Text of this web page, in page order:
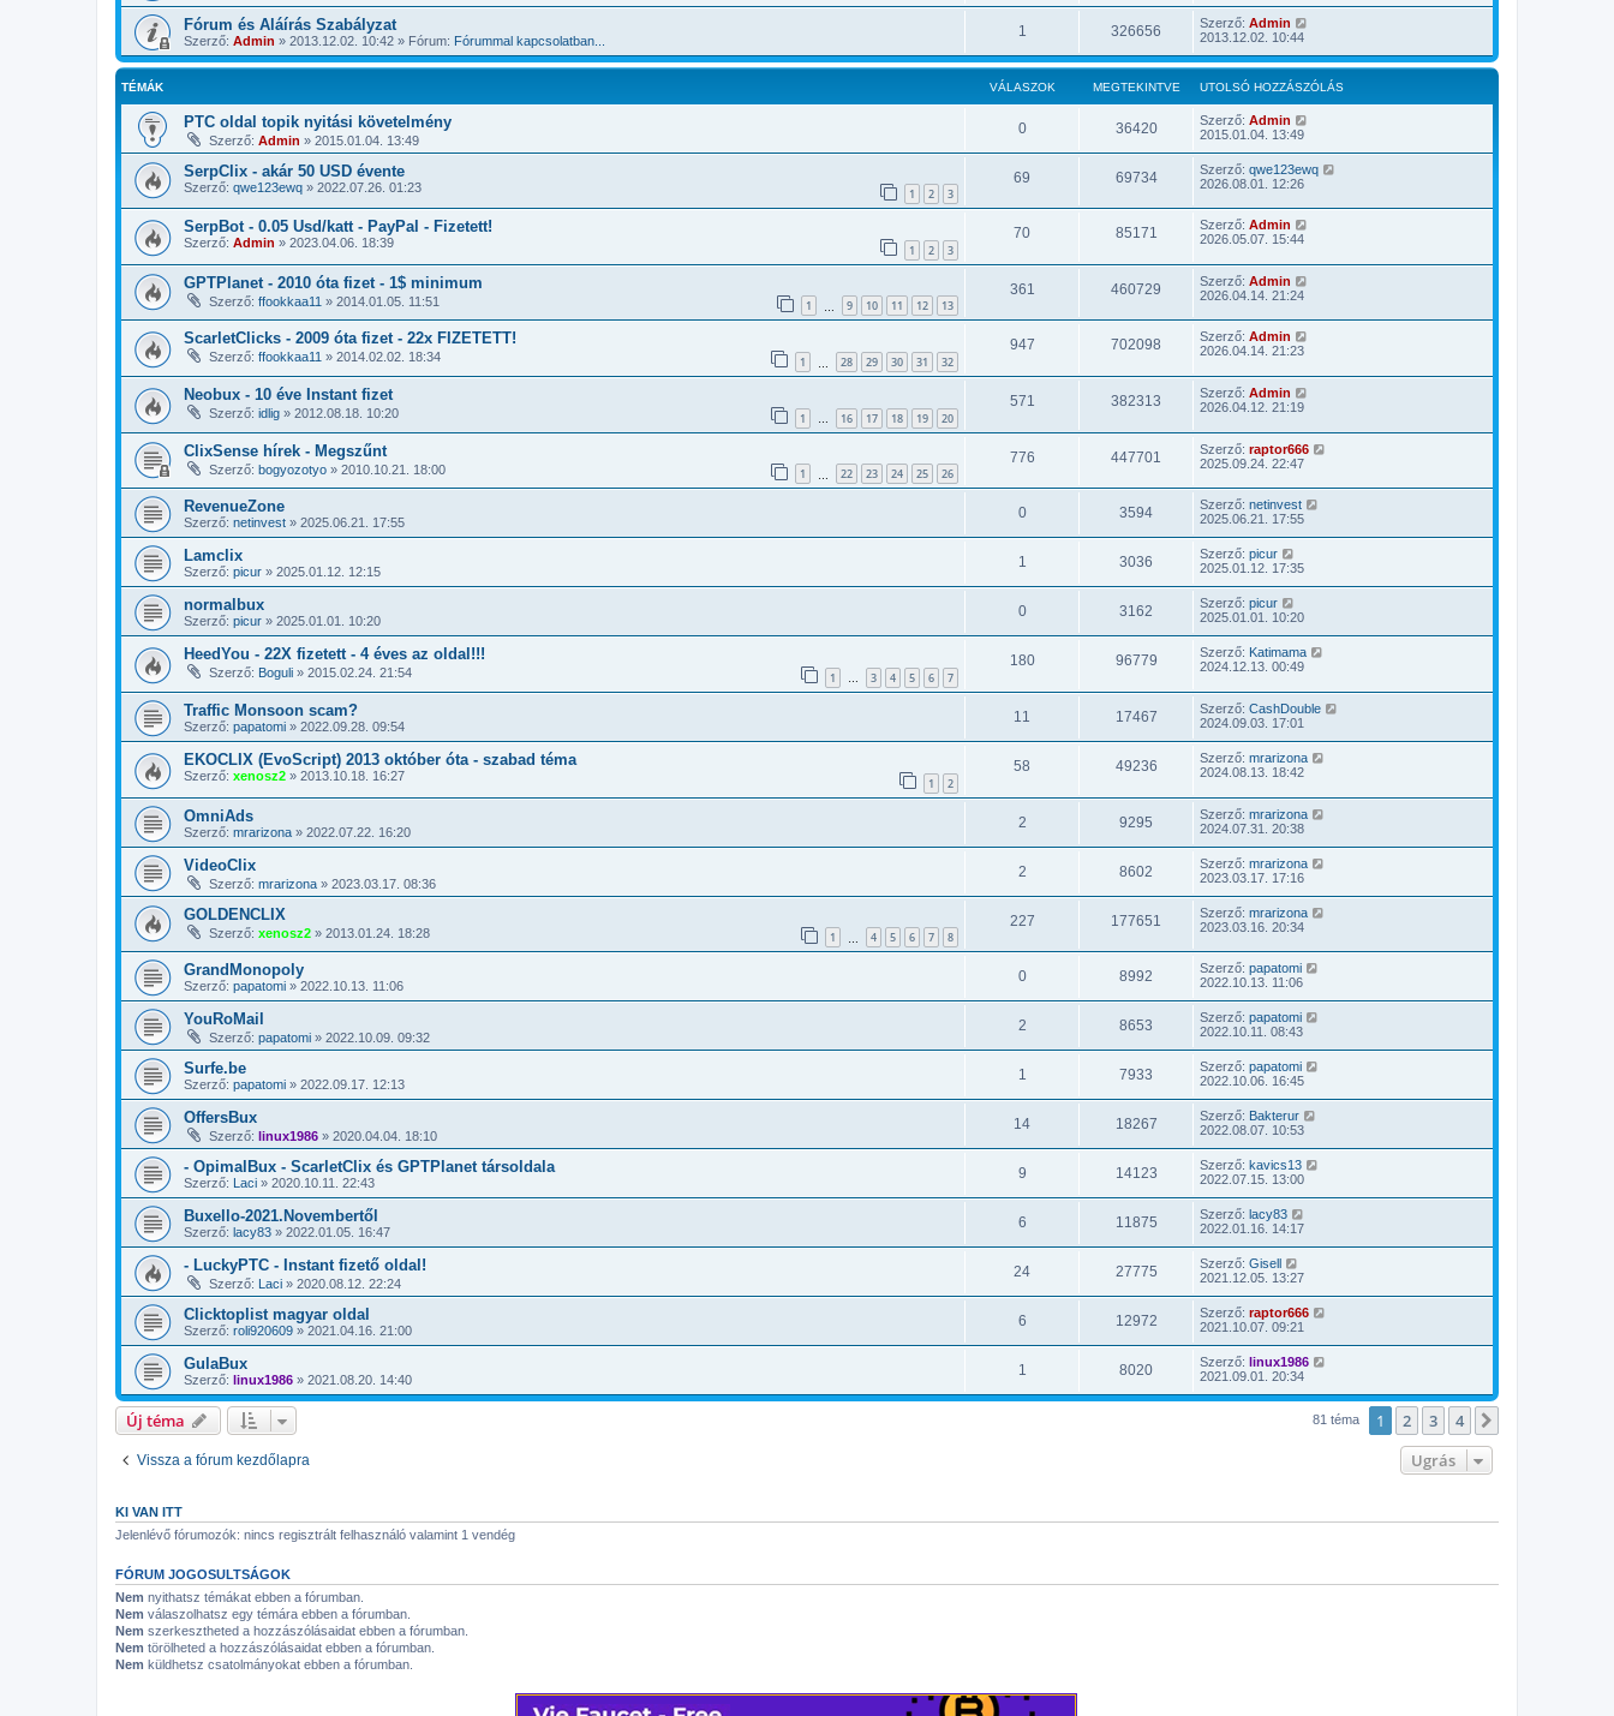
Fórum és Aláírás Szabályzat
Szerző: Admin » 2013.12.02. 10:42 » Fórum: Fórummal kapcsolatban...
1 326656 Szerző: Admin
2013.12.02. 10:44
TÉMÁK VÁLASZOK MEGTEKINTVE UTOLSÓ HOZZÁSZÓLÁS
PTC oldal topik nyitási követelmény
Szerző: Admin » 2015.01.04. 13:49
0 36420 Szerző: Admin
2015.01.04. 13:49
SerpClix - akár 50 USD évente
Szerző: qwe123ewq » 2022.07.26. 01:23 1 2 3
69 69734 Szerző: qwe123ewq
2026.08.01. 12:26
SerpBot - 0.05 Usd/katt - PayPal - Fizetett!
Szerző: Admin » 2023.04.06. 18:39 1 2 3
70 85171 Szerző: Admin
2026.05.07. 15:44
GPTPlanet - 2010 óta fizet - 1$ minimum
Szerző: ffookkaa11 » 2014.01.05. 11:51 1 9 10 11 12 13
361 460729 Szerző: Admin
2026.04.14. 21:24
ScarletClicks - 2009 óta fizet - 22x FIZETETT!
Szerző: ffookkaa11 » 2014.02.02. 18:34 1 28 29 30 31 32
947 702098 Szerző: Admin
2026.04.14. 21:23
Neobux - 10 éve Instant fizet
Szerző: idlig » 2012.08.18. 10:20 1 … 16 17 18 19 20
571 382313 Szerző: Admin
2026.04.12. 21:19
ClixSense hírek - Megszűnt
Szerző: bogyozotyo » 2010.10.21. 18:00 1 22 23 24 25 26
776 447701 Szerző: raptor666
2025.09.24. 22:47
RevenueZone
Szerző: netinvest » 2025.06.21. 17:55
0 3594 Szerző: netinvest
2025.06.21. 17:55
Lamclix
Szerző: picur » 2025.01.12. 12:15
1 3036 Szerző: picur
2025.01.12. 17:35
normalbux
Szerző: picur » 2025.01.01. 10:20
0 3162 Szerző: picur
2025.01.01. 10:20
HeedYou - 22X fizetett - 4 éves az oldal!!!
Szerző: Boguli » 2015.02.24. 21:54 1 … 3 4 5 6 7
180 96779 Szerző: Katimama
2024.12.13. 00:49
Traffic Monsoon scam?
Szerző: papatomi » 2022.09.28. 09:54
11 17467 Szerző: CashDouble
2024.09.03. 17:01
EKOCLIX (EvoScript) 2013 október óta - szabad téma
Szerző: xenosz2 » 2013.10.18. 16:27 1 2
58 49236 Szerző: mrarizona
2024.08.13. 18:42
OmniAds
Szerző: mrarizona » 2022.07.22. 16:20
2 9295 Szerző: mrarizona
2024.07.31. 20:38
VideoClix
Szerző: mrarizona » 2023.03.17. 08:36
2 8602 Szerző: mrarizona
2023.03.17. 17:16
GOLDENCLIX
Szerző: xenosz2 » 2013.01.24. 18:28 1 4 5 6 7 8
227 177651 Szerző: mrarizona
2023.03.16. 20:34
GrandMonopoly
Szerző: papatomi » 2022.10.13. 11:06
0 8992 Szerző: papatomi
2022.10.13. 11:06
YouRoMail
Szerző: papatomi » 2022.10.09. 09:32
2 8653 Szerző: papatomi
2022.10.11. 08:43
Surfe.be
Szerző: papatomi » 2022.09.17. 12:13
1 7933 Szerző: papatomi
2022.10.06. 16:45
OffersBux
Szerző: linux1986 » 2020.04.04. 18:10
14 18267 Szerző: Bakterur
2022.08.07. 10:53
- OpimalBux - ScarletClix és GPTPlanet társoldala
Szerző: Laci » 2020.10.11. 22:43
9 14123 Szerző: kavics13
2022.07.15. 13:00
Buxello-2021.Novembertől
Szerző: lacy83 » 2022.01.05. 16:47
6 11875 Szerző: lacy83
2022.01.16. 14:17
- LuckyPTC - Instant fizető oldal!
Szerző: Laci » 2020.08.12. 22:24
24 27775 Szerző: Gisell
2021.12.05. 13:27
Clicktoplist magyar oldal
Szerző: roli920609 » 2021.04.16. 21:00
6 12972 Szerző: raptor666
2021.10.07. 09:21
GulaBux
Szerző: linux1986 » 2021.08.20. 14:40
1 8020 Szerző: linux1986
2021.09.01. 20:34
Új téma 81 téma 1 2 3 4
Vissza a fórum kezdőlapra Ugrás
KI VAN ITT
Jelenlévő fórumozók: nincs regisztrált felhasználó valamint 1 vendég
FÓRUM JOGOSULTSÁGOK
Nem nyithatsz témákat ebben a fórumban.
Nem válaszolhatsz egy témára ebben a fórumban.
Nem szerkesztheted a hozzászólásaidat ebben a fórumban.
Nem törölheted a hozzászólásaidat ebben a fórumban.
Nem küldhetsz csatolmányokat ebben a fórumban.